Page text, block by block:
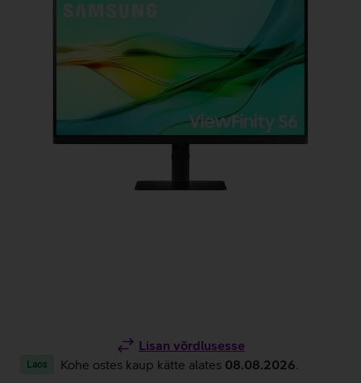
Lisan võrdlusesse
Laos Kohe ostes kaup kätte alates 08.08.2026